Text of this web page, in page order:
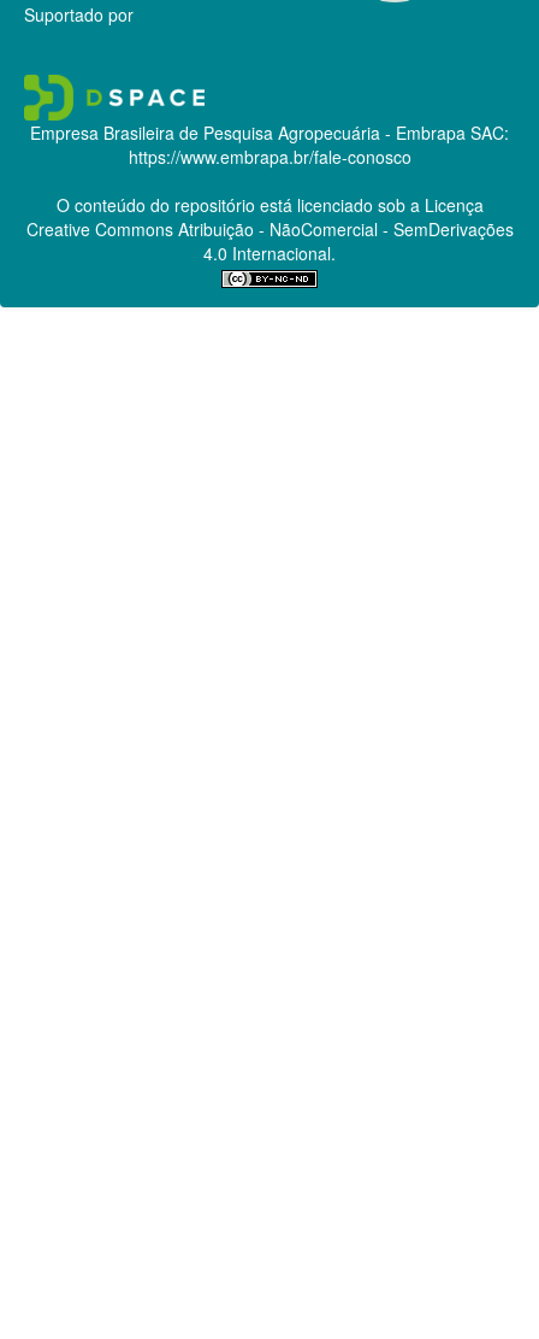
Suportado por
Empresa Brasileira de Pesquisa Agropecuária - Embrapa SAC:
https://www.embrapa.br/fale-conosco
O conteúdo do repositório está licenciado sob a Licença
Creative CommonsAtribuição - NãoComercial - SemDerivações
4.0 Internacional.